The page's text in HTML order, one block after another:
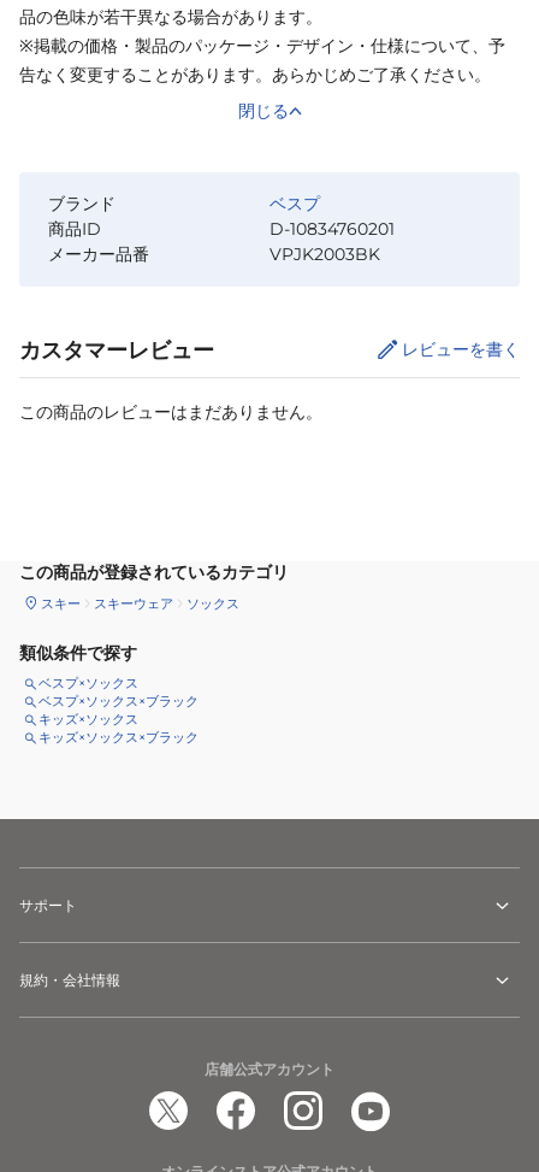
品の色味が若干異なる場合があります。
※掲載の価格・製品のパッケージ・デザイン・仕様について、予
告なく変更することがあります。あらかじめご了承ください。
閉じる
ブランド
ベスプ
商品ID
D-10834760201
メーカー品番
VPJK2003BK
カスタマーレビュー レビューを書く
この商品のレビューはまだありません。
この商品が登録されているカテゴリ
スキー スキーウェア ソックス
類似条件で探す
ベスプ×ソックス
ベスプ×ソックス×ブラック
キッズ×ソックス
キッズ×ソックス×ブラック
サポート
規約・会社情報
店舗公式アカウント